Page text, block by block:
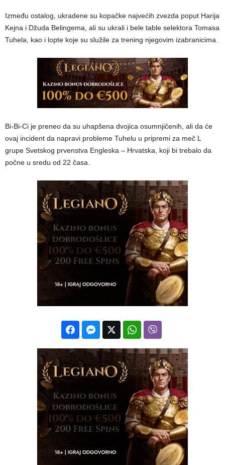
Između ostalog, ukradene su kopačke najvećih zvezda poput Harija
Kejna i Džuda Belingema, ali su ukrali i bele table selektora Tomasa
Tuhela, kao i lopte koje su služile za trening njegovim izabranicima.
Bi-Bi-Ci je preneo da su uhapšena dvojica osumnjičenih, ali da će
ovaj incident da napravi probleme Tuhelu u pripremi za meč L
grupe Svetskog prvenstva Engleska – Hrvatska, koji bi trebalo da
počne u sredu od 22 časa.